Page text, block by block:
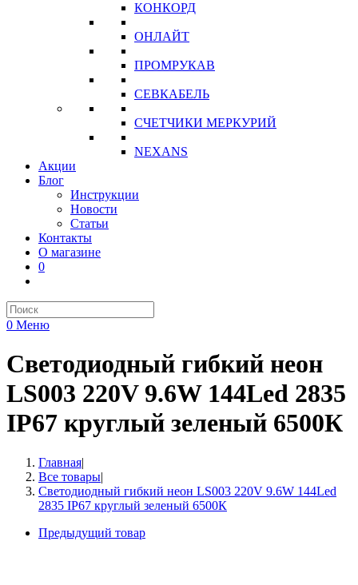
КОНКОРД
ОНЛАЙТ
ПРОМРУКАВ
СЕВКАБЕЛЬ
СЧЕТЧИКИ МЕРКУРИЙ
NEXANS
Акции
Блог
Инструкции
Новости
Статьи
Контакты
О магазине
0
0 Меню
Светодиодный гибкий неон
LS003 220V 9.6W 144Led 2835
IP67 круглый зеленый 6500К
Главная|
Все товары|
Светодиодный гибкий неон LS003 220V 9.6W 144Led
2835 IP67 круглый зеленый 6500К
Предыдущий товар